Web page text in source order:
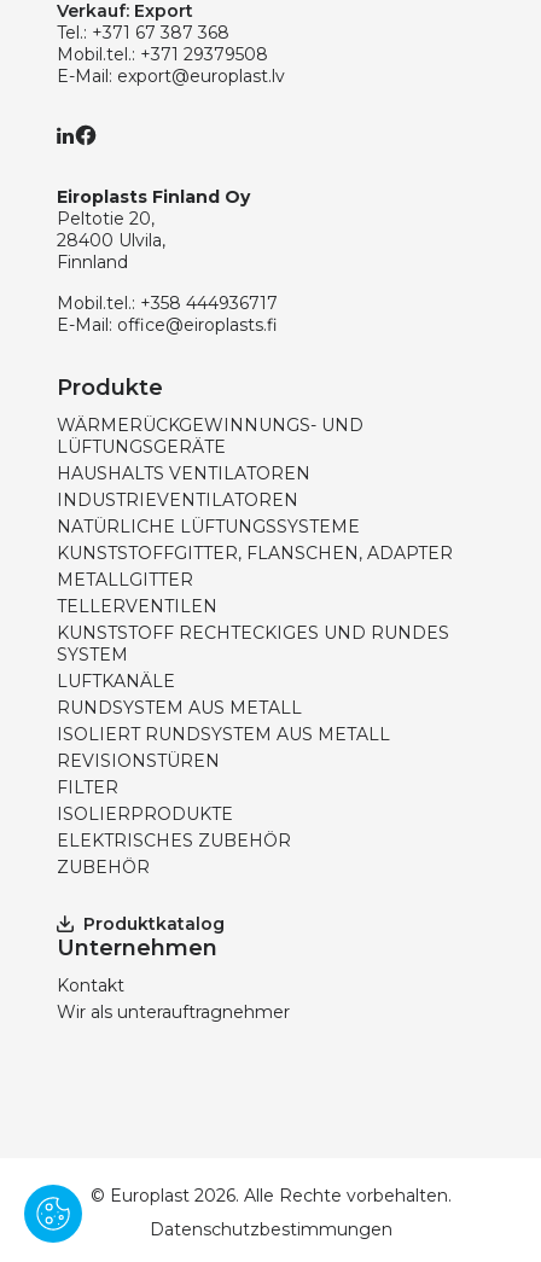
Verkauf: Export
Tel.: +371 67 387 368
Mobil.tel.: +371 29379508
E-Mail: export@europlast.lv
Eiroplasts Finland Oy
Peltotie 20,
28400 Ulvila,
Finnland
Mobil.tel.: +358 444936717
E-Mail: office@eiroplasts.fi
Produkte
WÄRMERÜCKGEWINNUNGS- UND
LÜFTUNGSGERÄTE
HAUSHALTS VENTILATOREN
INDUSTRIEVENTILATOREN
NATÜRLICHE LÜFTUNGSSYSTEME
KUNSTSTOFFGITTER, FLANSCHEN, ADAPTER
METALLGITTER
TELLERVENTILEN
KUNSTSTOFF RECHTECKIGES UND RUNDES
SYSTEM
LUFTKANÄLE
RUNDSYSTEM AUS METALL
ISOLIERT RUNDSYSTEM AUS METALL
REVISIONSTÜREN
FILTER
ISOLIERPRODUKTE
ELEKTRISCHES ZUBEHÖR
ZUBEHÖR
Produktkatalog
Unternehmen
Kontakt
Wir als unterauftragnehmer
© Europlast 2026. Alle Rechte vorbehalten.
Datenschutzbestimmungen